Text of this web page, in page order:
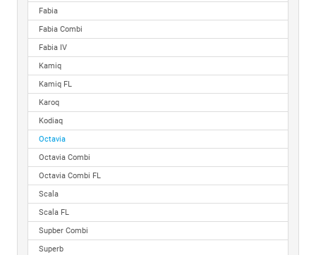
Fabia
Fabia Combi
Fabia IV
Kamiq
Kamiq FL
Karoq
Kodiaq
Octavia
Octavia Combi
Octavia Combi FL
Scala
Scala FL
Supber Combi
Superb